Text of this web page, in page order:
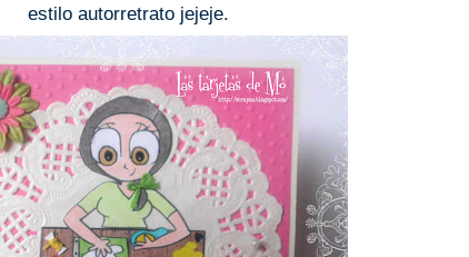
estilo autorretrato jejeje.